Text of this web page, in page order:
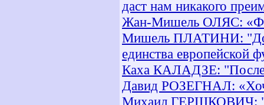
даст нам никакого
Жан-Мишель ОЛЯС:
Мишель ПЛАТИНИ:
единства европейской
Каха КАЛАДЗЕ: "После
Давид РОЗЕГНАЛ:
Михаил ГЕРШКОВИЧ: